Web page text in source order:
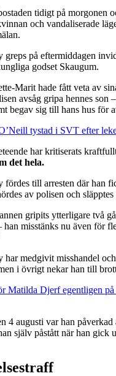
tidigt på morgonen
och vandaliserade
på eftermiddagen
godset Skaugum.
Marit hade fått veta av
avsåg gripa hennes son
begav sig till hans hus för
tystad i SVT efter
har kritiserats
det hela.
till arresten där han
av polisen och släpptes
gripits ytterligare två
han misstänks nu även för
medgivit misshandel
i övrigt nekar han till
Matilda Djerf egentligen på
4 augusti var han
själv påstått när han gick